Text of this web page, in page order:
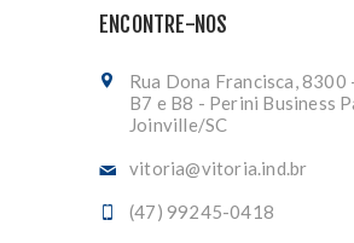
ENCONTRE-NOS
Rua Dona Francisca, 8300
B7 e B8 - Perini Business
Joinville/SC
vitoria@vitoria.ind.br
(47) 99245-0418